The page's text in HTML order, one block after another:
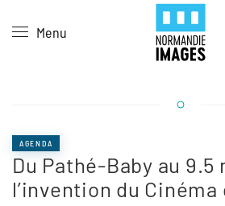
Skip to main content
Menu
AGENDA
Du Pathé-Baby au 9.5
l’invention du Cinéma
Panneau de gestion des cookies